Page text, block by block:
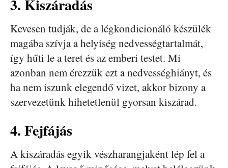
3. Kiszáradás
Kevesen tudják, de a légkondicionáló készülék
magába szívja a helyiség nedvességtartalmát,
így hűti le a teret és az emberi testet. Mi
azonban nem érezzük ezt a nedvességhiányt, és
ha nem iszunk elegendő vizet, akkor bizony a
szervezetünk hihetetlenül gyorsan kiszárad.
4. Fejfájás
A kiszáradás egyik vészharangjaként lép fel a